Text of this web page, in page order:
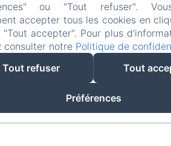
ou "Tout refuser".
accepter tous les cookies en
"Tout accepter". Pour plus
consulter notre Politique de
Tout refuser
Tout
Préférences